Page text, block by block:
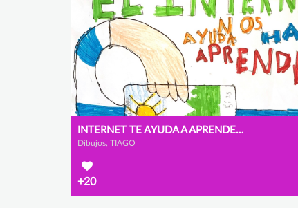
INTERNET TE AYUDA A APRENDER NUEVAS COSAS
Dibujos, TIAGO
+20